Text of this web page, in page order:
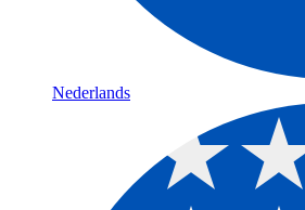
Nederlands